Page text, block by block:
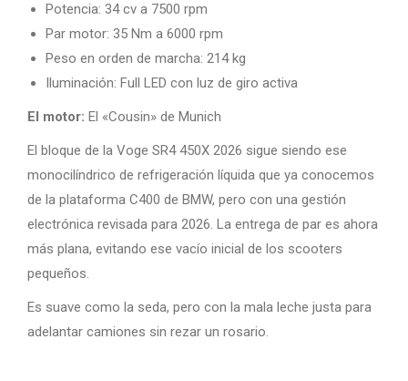
Potencia: 34 cv a 7500 rpm
Par motor: 35 Nm a 6000 rpm
Peso en orden de marcha: 214 kg
Iluminación: Full LED con luz de giro activa
El motor: El «Cousin» de Munich
El bloque de la Voge SR4 450X 2026 sigue siendo ese
monocilíndrico de refrigeración líquida que ya conocemos
de la plataforma C400 de BMW, pero con una gestión
electrónica revisada para 2026. La entrega de par es ahora
más plana, evitando ese vacío inicial de los scooters
pequeños.
Es suave como la seda, pero con la mala leche justa para
adelantar camiones sin rezar un rosario.